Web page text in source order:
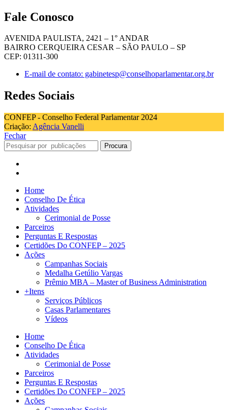
Fale Conosco
AVENIDA PAULISTA, 2421 – 1° ANDAR
BAIRRO CERQUEIRA CESAR – SÃO PAULO – SP
CEP: 01311-300
E-mail de contato: gabinetesp@conselhoparlamentar.org.br
Redes Sociais
CONFEP - Conselho Federal Parlamentar 2024
Criação: Agência Vanelli
Fechar
Procura
Home
Conselho De Ética
Atividades
Cerimonial de Posse
Parceiros
Perguntas E Respostas
Certidões Do CONFEP – 2025
Ações
Campanhas Sociais
Medalha Getúlio Vargas
Prêmio MBA – Master of Business Administration
+Itens
Serviços Públicos
Casas Parlamentares
Vídeos
Home
Conselho De Ética
Atividades
Cerimonial de Posse
Parceiros
Perguntas E Respostas
Certidões Do CONFEP – 2025
Ações